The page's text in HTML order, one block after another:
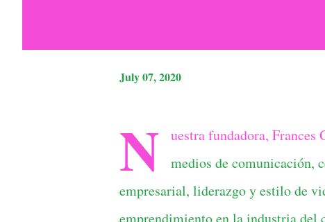
July 07, 2020
N
uestra fundadora, Frances
medios de comunicación,
empresarial, liderazgo y estilo de
emprendimiento en la industria del